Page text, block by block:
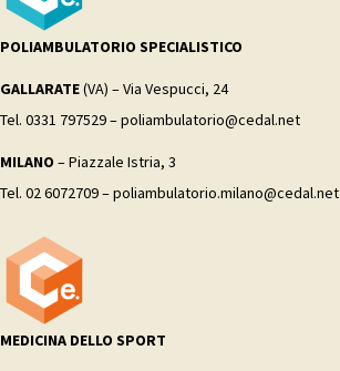
POLIAMBULATORIO SPECIALISTICO
GALLARATE(VA) – Via Vespucci, 24
Tel. 0331 797529 – poliambulatorio@cedal.net
MILANO – Piazzale Istria, 3
Tel. 02 6072709 – poliambulatorio.milano@cedal.net
MEDICINA DELLO SPORT